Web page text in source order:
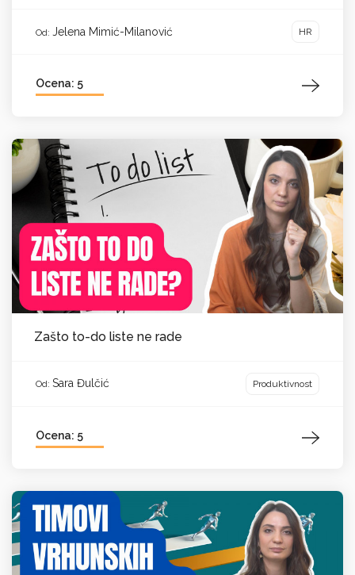
Od: Jelena Mimić-Milanović HR
Ocena: 5
Zašto to-do liste ne rade
Od: Sara Đulčić Produktivnost
Ocena: 5